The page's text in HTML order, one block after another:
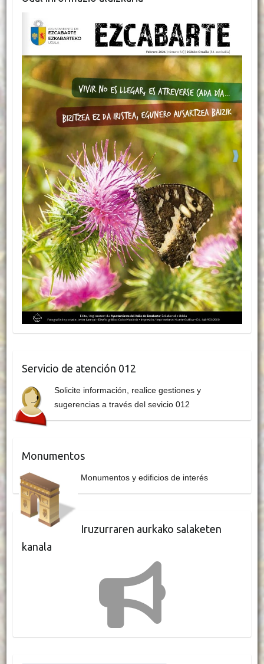
Servicio de atención 012
Solicite información, realice gestiones y
sugerencias a través del sevicio 012
Monumentos
Monumentos y edificios de interés
Iruzurraren aurkako salaketen
kanala